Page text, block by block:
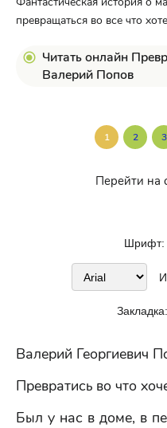
превращаться во все что
Читать онлайн
Валерий Попов
1 2 3
Перейти на
Шрифт:
Закладка:
Валерий Георгиевич
Превратись во что
Был у нас в доме, в